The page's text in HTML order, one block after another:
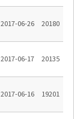
2017-06-26 20180
2017-06-17 20135
2017-06-16 19201